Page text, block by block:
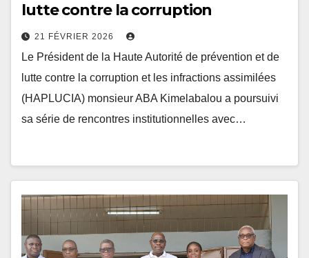
lutte contre la corruption
21 FÉVRIER 2026
Le Président de la Haute Autorité de prévention et de
lutte contre la corruption et les infractions assimilées
(HAPLUCIA) monsieur ABA Kimelabalou a poursuivi
sa série de rencontres institutionnelles avec…